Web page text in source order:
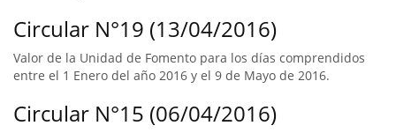
Circular N°19 (13/04/2016)
Valor de la Unidad de Fomento para los días comprendidos
entre el 1 Enero del año 2016 y el 9 de Mayo de 2016.
Circular N°15 (06/04/2016)